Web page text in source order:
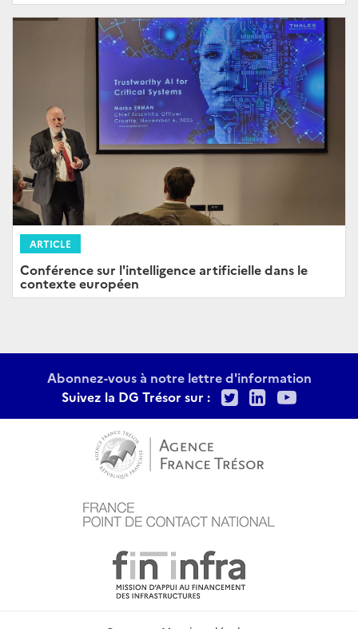
ARTICLE
Conférence sur l'intelligence artificielle dans le
contexte européen
Abonnez-vous à notre lettre d'information
Suivez la DG Trésor sur :
TwitterLinkedIn